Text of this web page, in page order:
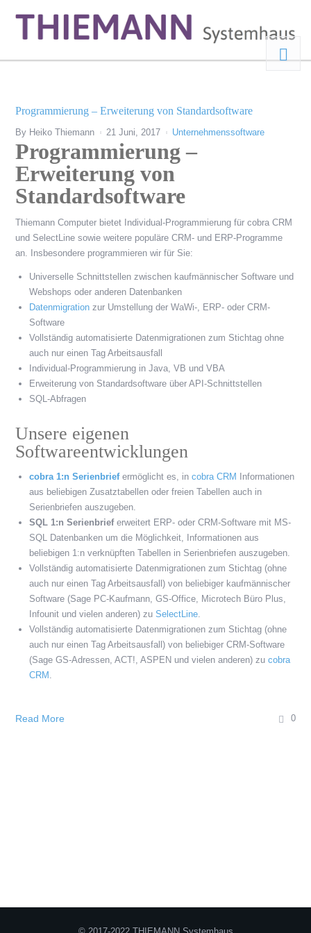
Programmierung – Erweiterung von Standardsoftware
By Heiko Thiemann 21 Juni, 2017 Unternehmenssoftware
Programmierung –
Erweiterung von
Standardsoftware
Thiemann Computer bietet Individual-Programmierung für cobra CRM
und SelectLine sowie weitere populäre CRM- und ERP-Programme
an. Insbesondere programmieren wir für Sie:
Universelle Schnittstellen zwischen kaufmännischer Software und
Webshops oder anderen Datenbanken
Datenmigration zur Umstellung der WaWi-, ERP- oder CRM-
Software
Vollständig automatisierte Datenmigrationen zum Stichtag ohne
auch nur einen Tag Arbeitsausfall
Individual-Programmierung in Java, VB und VBA
Erweiterung von Standardsoftware über API-Schnittstellen
SQL-Abfragen
Unsere eigenen
Softwareentwicklungen
cobra 1:n Serienbriefermöglicht es, incobra CRM
Informationen
aus beliebigen Zusatztabellen oder freien Tabellen auch in
Serienbriefen auszugeben.
SQL 1:n Serienbrieferweitert ERP- oder CRM-Software mit MS-
SQL Datenbanken um die Möglichkeit, Informationen aus
beliebigen 1:n verknüpften Tabellen in Serienbriefen auszugeben.
Vollständig automatisierte Datenmigrationen zum Stichtag (ohne
auch nur einen Tag Arbeitsausfall) von beliebiger kaufmännischer
Software (Sage PC-Kaufmann, GS-Office, Microtech Büro Plus,
Infounit und vielen anderen) zuSelectLine
Vollständig automatisierte Datenmigrationen zum Stichtag (ohne
auch nur einen Tag Arbeitsausfall) von beliebiger CRM-Software
(Sage GS-Adressen, ACT!, ASPEN und vielen anderen) zucobra
CRM
Read More 0